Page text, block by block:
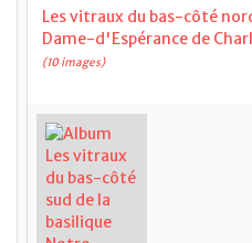
Les vitraux du bas-côté
Dame-d'Espérance de
(10 images)